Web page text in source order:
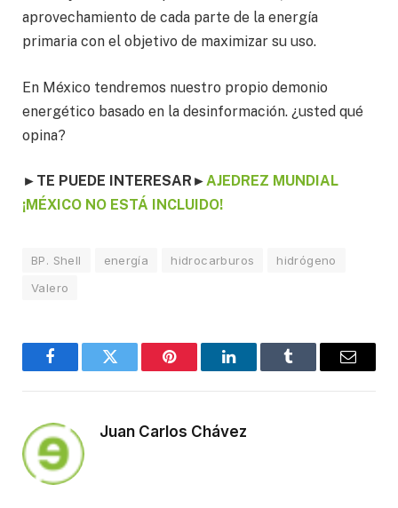
aprovechamiento de cada parte de la energía
primaria con el objetivo de maximizar su uso.
En México tendremos nuestro propio demonio
energético basado en la desinformación. ¿usted qué
opina?
► TE PUEDE INTERESAR ►AJEDREZ MUNDIAL
¡MÉXICO NO ESTÁ INCLUIDO!
BP. Shell energía hidrocarburos
hidrógeno
Valero
FacebookTwitter Pinterest LinkedInTumblr Email
Juan Carlos Chávez